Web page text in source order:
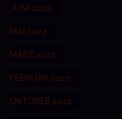
JUNI 2022
MAI 2022
MÄRZ 2022
FEBRUAR 2022
OKTOBER 2021